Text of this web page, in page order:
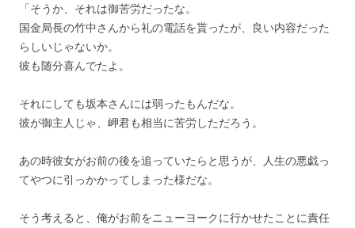
「そうか、それは御苦労だったな。
国金局長の竹中さんから礼の電話を貰ったが、良い内容だった
らしいじゃないか。
彼も随分喜んでたよ。
それにしても坂本さんには弱ったもんだな。
彼が御主人じゃ、岬君も相当に苦労しただろう。
あの時彼女がお前の後を追っていたらと思うが、人生の悪戯っ
てやつに引っかかってしまった様だな。
そう考えると、俺がお前をニューヨークに行かせたことに責任